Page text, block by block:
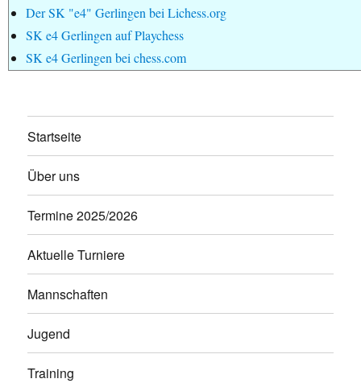
Der SK "e4" Gerlingen bei Lichess.org
SK e4 Gerlingen auf Playchess
SK e4 Gerlingen bei chess.com
Startseite
Über uns
Termine 2025/2026
Aktuelle Turniere
Mannschaften
Jugend
Training